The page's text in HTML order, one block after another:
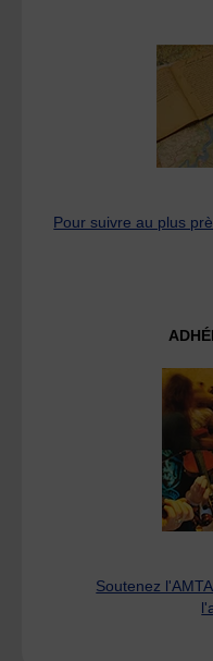
Pour suivre au plus
Soutenez